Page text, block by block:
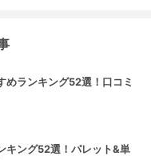
めランキング52選！口コミ
キング52選！パレット&単